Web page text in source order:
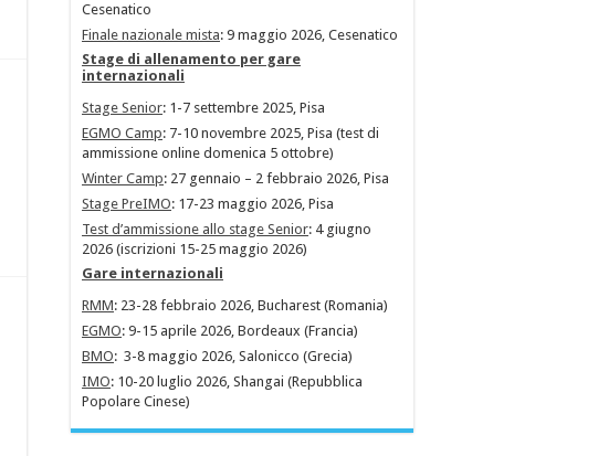
Cesenatico
Finale nazionale mista: 9 maggio 2026, Cesenatico
Stage di allenamento per gare
internazionali
Stage Senior: 1-7 settembre 2025, Pisa
EGMO Camp: 7-10 novembre 2025, Pisa (test di
ammissione online domenica 5 ottobre)
Winter Camp: 27 gennaio – 2 febbraio 2026, Pisa
Stage PreIMO: 17-23 maggio 2026, Pisa
Test d’ammissione allo stage Senior: 4 giugno
2026 (iscrizioni 15-25 maggio 2026)
Gare internazionali
RMM: 23-28 febbraio 2026, Bucharest (Romania)
EGMO: 9-15 aprile 2026, Bordeaux (Francia)
BMO: 3-8 maggio 2026, Salonicco (Grecia)
IMO: 10-20 luglio 2026, Shangai (Repubblica
Popolare Cinese)